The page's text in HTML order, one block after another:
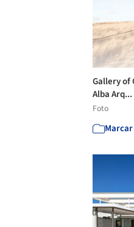
Gallery of
Alba Arq...
Foto
Marcar